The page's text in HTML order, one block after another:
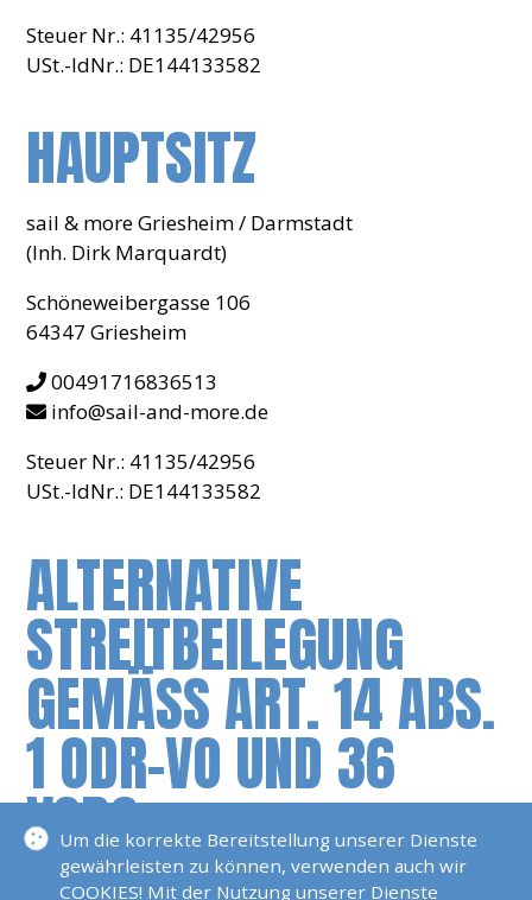
Steuer Nr.: 41135/42956
USt.-IdNr.: DE144133582
HAUPTSITZ
sail & more Griesheim / Darmstadt
(Inh. Dirk Marquardt)
Schöneweibergasse 106
64347 Griesheim
00491716836513
info@sail-and-more.de
Steuer Nr.: 41135/42956
USt.-IdNr.: DE144133582
ALTERNATIVE
STREITBEILEGUNG
GEMÄSS ART. 14 ABS. 1
ODR-VO UND 36 V
SBG
Die Europäische Kommission stellt eine Plattform
Um die korrekte Bereitstellung unserer Dienste
gewährleisten zu können, verwenden auch wir
COOKIES! Mit der Nutzung unserer Dienste